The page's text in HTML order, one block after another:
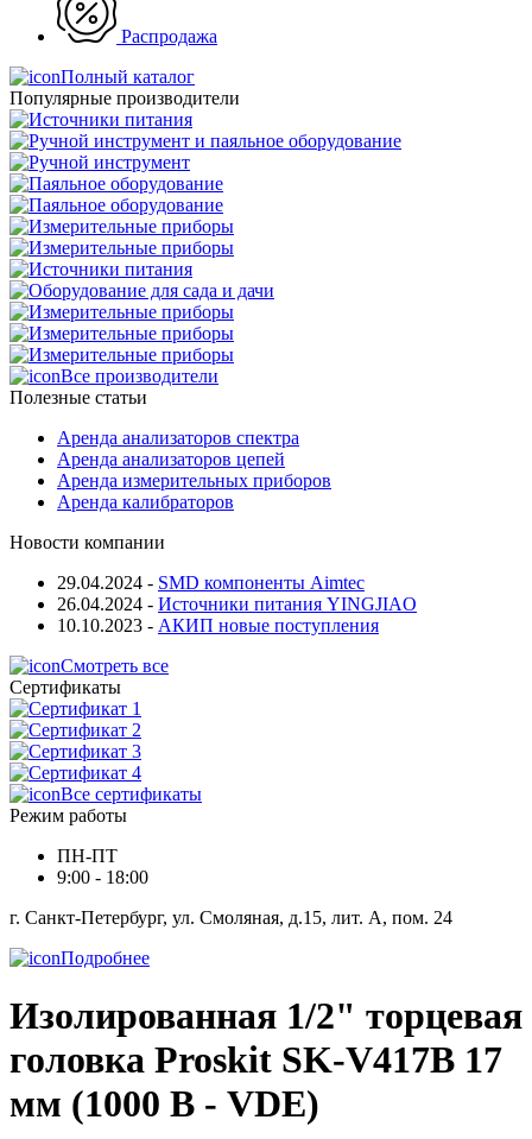
Распродажа
Полный каталог
Популярные производители
Все производители
Полезные статьи
Аренда анализаторов спектра
Аренда анализаторов цепей
Аренда измерительных приборов
Аренда калибраторов
Новости компании
29.04.2024 - SMD компоненты Aimtec
26.04.2024 - Источники питания YINGJIAO
10.10.2023 - АКИП новые поступления
Смотреть все
Сертификаты
Все сертификаты
Режим работы
ПН-ПТ
9:00 - 18:00
г. Санкт-Петербург, ул. Смоляная, д.15, лит. А, пом. 24
Подробнее
Изолированная 1/2" торцевая
головка Proskit SK-V417B 17
мм (1000 В - VDE)